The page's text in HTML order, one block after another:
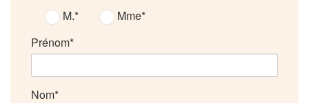
M.
Mme
Prénom
Nom